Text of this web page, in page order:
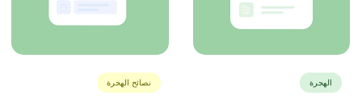
الهجرة نصائح الهجرة